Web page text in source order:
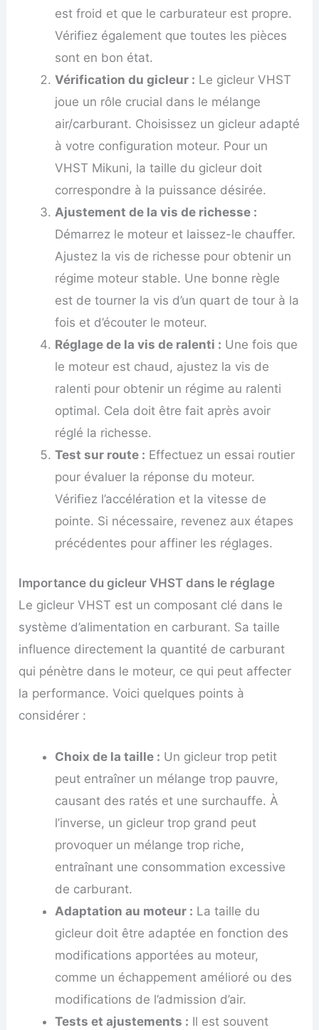
est froid et que le carburateur est propre.
Vérifiez également que toutes les pièces
sont en bon état.
Vérification du gicleur : Le gicleur VHST
joue un rôle crucial dans le mélange
air/carburant. Choisissez un gicleur adapté
à votre configuration moteur. Pour un
VHST Mikuni, la taille du gicleur doit
correspondre à la puissance désirée.
Ajustement de la vis de richesse :
Démarrez le moteur et laissez-le chauffer.
Ajustez la vis de richesse pour obtenir un
régime moteur stable. Une bonne règle
est de tourner la vis d’un quart de tour à la
fois et d’écouter le moteur.
Réglage de la vis de ralenti : Une fois que
le moteur est chaud, ajustez la vis de
ralenti pour obtenir un régime au ralenti
optimal. Cela doit être fait après avoir
réglé la richesse.
Test sur route : Effectuez un essai routier
pour évaluer la réponse du moteur.
Vérifiez l’accélération et la vitesse de
pointe. Si nécessaire, revenez aux étapes
précédentes pour affiner les réglages.
Importance du gicleur VHST dans le réglage
Le gicleur VHST est un composant clé dans le
système d’alimentation en carburant. Sa taille
influence directement la quantité de carburant
qui pénètre dans le moteur, ce qui peut affecter
la performance. Voici quelques points à
considérer :
Choix de la taille : Un gicleur trop petit
peut entraîner un mélange trop pauvre,
causant des ratés et une surchauffe. À
l’inverse, un gicleur trop grand peut
provoquer un mélange trop riche,
entraînant une consommation excessive
de carburant.
Adaptation au moteur : La taille du
gicleur doit être adaptée en fonction des
modifications apportées au moteur,
comme un échappement amélioré ou des
modifications de l’admission d’air.
Tests et ajustements : Il est souvent